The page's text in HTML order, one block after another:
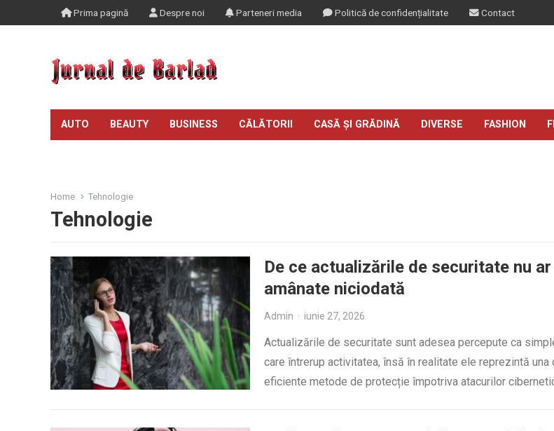
Prima pagină Despre noi Parteneri media Politică de confidențialitate Contact
AUTO BEAUTY BUSINESS CĂLĂTORII CASĂ ȘI GRĂDINĂ DIVERSE FASHION
Home Tehnologie
Tehnologie
De ce actualizările de securitate nu
amânate niciodată
Admin · iunie 27, 2026
Actualizările de securitate sunt adesea percepute ca
care întrerup activitatea, însă în realitate ele reprezintă una
eficiente metode de protecție împotriva atacurilor